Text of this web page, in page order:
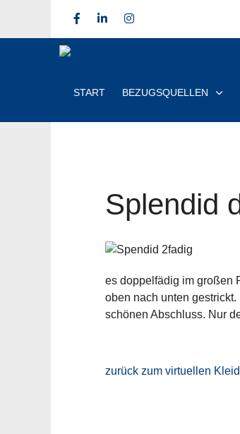
START BEZUGSQUELLEN
Splendid
es doppelfädig im großen
oben nach unten
schönen Abschluss. Nur
zurück zum virtuellen